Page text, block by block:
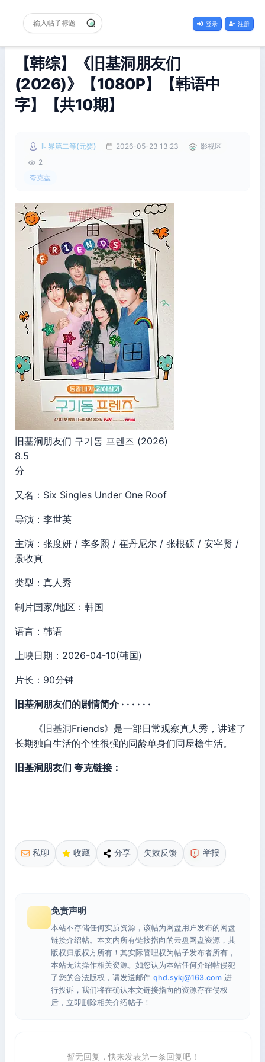
登录 注册
【韩综】《旧基洞朋友们
(2026)》【1080P】【韩语中
字】【共10期】
世界第二等(元婴) 2026-05-23 13:23
影视区
2
夸克盘
旧基洞朋友们 구기동 프렌즈 (2026)
8.5
分
又名：Six Singles Under One Roof
导演：李世英
主演：张度妍 / 李多熙 / 崔丹尼尔 / 张根硕 / 安宰贤 /
景收真
类型：真人秀
制片国家/地区：韩国
语言：韩语
上映日期：2026-04-10(韩国)
片长：90分钟
旧基洞朋友们的剧情简介 · · · · · ·
《旧基洞Friends》是一部日常观察真人秀，讲述了
长期独自生活的个性很强的同龄单身们同屋檐生活。
旧基洞朋友们 夸克链接：
私聊 收藏 分享 失效反馈 举报
免责声明
本站不存储任何实质资源，该帖为网盘用户发布的网盘
链接介绍帖。本文内所有链接指向的云盘网盘资源，其
版权归版权方所有！其实际管理权为帖子发布者所有，
本站无法操作相关资源。如您认为本站任何介绍帖侵犯
了您的合法版权，请发送邮件 qhd.sykj@163.com 进
行投诉，我们将在确认本文链接指向的资源存在侵权
后，立即删除相关介绍帖子！
暂无回复，快来发表第一条回复吧！